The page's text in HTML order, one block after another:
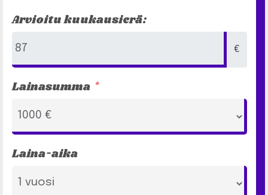
Arvioitu kuukausierä:
€
Lainasumma
Laina-aika